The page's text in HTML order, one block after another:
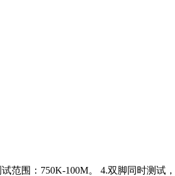
范围：750K-100M。 4.双脚同时测